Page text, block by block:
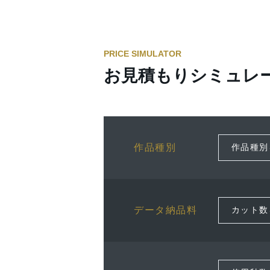
PRICE SIMULATOR
お見積もりシミュレ
作品種別
データ納品料